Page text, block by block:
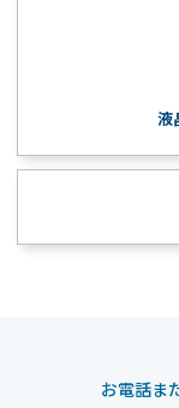
液
お電話ま